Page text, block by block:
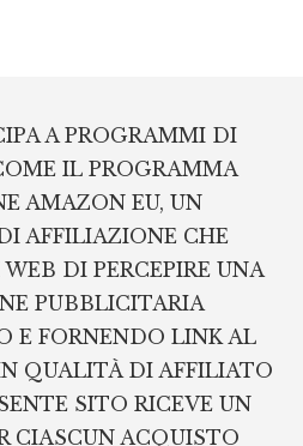
A PROGRAMMI DI
IL PROGRAMMA
AMAZON EU, UN
AFFILIAZIONE CHE
DI PERCEPIRE UNA
PUBBLICITARIA
E FORNENDO LINK AL
QUALITÀ DI AFFILIATO
SITO RICEVE UN
CIASCUN ACQUISTO